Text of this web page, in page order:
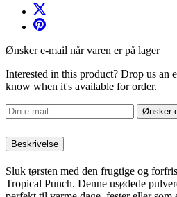
Ønsker e-mail når varen er på lager
Interested in this product? Drop us an
know when it's available for order.
Ønsker
Beskrivelse
Sluk tørsten med den frugtige og
Tropical Punch. Denne usødede